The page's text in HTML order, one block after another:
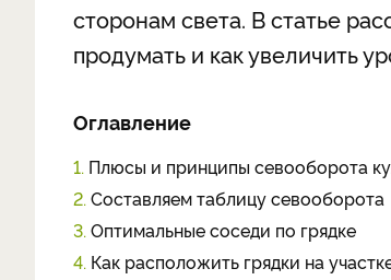
сторонам света. В статье
продумать и как увеличить
Оглавление
1. Плюсы и принципы севооборота
2. Составляем таблицу севооборота
3. Оптимальные соседи по грядке
4. Как расположить грядки на